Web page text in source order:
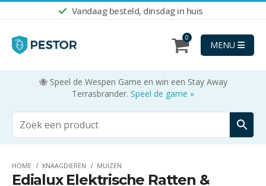
Vandaag besteld, dinsdag in huis
0
MENU
🐝 Speel de Wespen Game en win een Stay Away
Terrasbrander. Speel de game »
HOME KNAAGDIEREN MUIZEN
Edialux Elektrische Ratten &